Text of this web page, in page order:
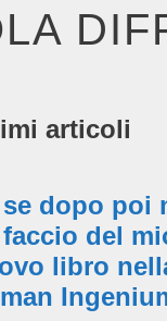
articoli
se dopo
del
libro